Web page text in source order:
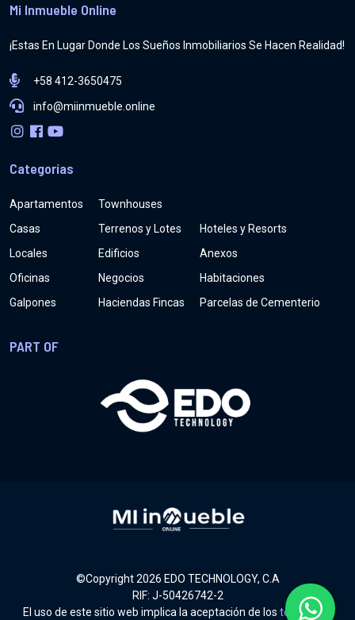
Mi Inmueble Online
¡Estas En Lugar Donde Los Sueños Inmobiliarios Se Hacen Realidad!
+58 412-3650475
info@miinmueble.online
Categorías
Apartamentos
Casas
Locales
Oficinas
Galpones
Townhouses
Terrenos y Lotes
Edificios
Negocios
Haciendas Fincas
Hoteles y Resorts
Anexos
Habitaciones
Parcelas de Cementerio
PART OF
©Copyright2026 EDO TECHNOLOGY, C.A
RIF: J-50426742-2
El uso de este sitio web implica la aceptación de los términos y